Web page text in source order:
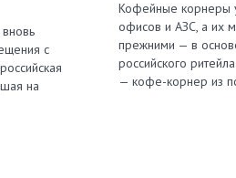
с
на
Кофейные корнеры
офисов и АЗС, а их
прежними — в
российского
— кофе-корнер из